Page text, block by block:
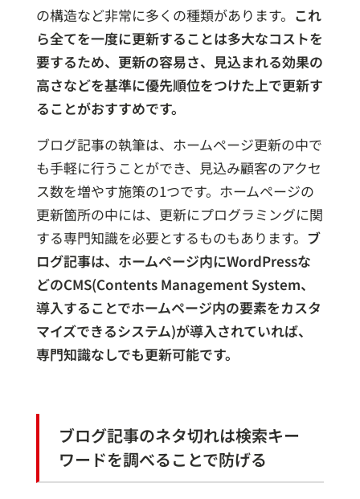
の構造など非常に多くの種類があります。 これ
ら全てを一度に更新することは多大なコストを
要するため、更新の容易さ、見込まれる効果の
高さなどを基準に優先順位をつけた上で更新す
ることがおすすめです。
ブログ記事の執筆は、ホームページ更新の中で
も手軽に行うことができ、見込み顧客のアクセ
ス数を増やす施策の1つです。ホームページの
更新箇所の中には、更新にプログラミングに関
する専門知識を必要とするものもあります。 ブ
ログ記事は、ホームページ内にWordPressな
どのCMS(Contents Management System、
導入することでホームページ内の要素をカスタ
マイズできるシステム)が導入されていれば、
専門知識なしでも更新可能です。
ブログ記事のネタ切れは検索キー
ワードを調べることで防げる